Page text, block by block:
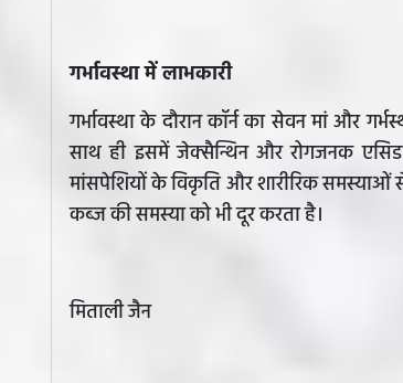
गर्भावस्था में लाभकारी
गर्भावस्था के दौरान कॉर्न का सेवन मां और
साथ ही इसमें जेक्सैन्थिन और रोगजनक
मांसपेशियों के विकृति और शारीरिक समस्याओं
कब्ज की समस्या को भी दूर करता है।
मिताली जैन